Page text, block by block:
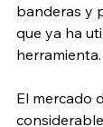
banderas y
que ya ha
herramienta.
El mercado